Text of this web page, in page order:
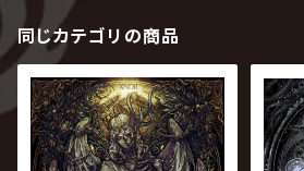
同じカテゴリの商品